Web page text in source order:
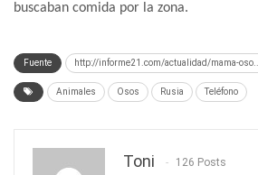
buscaban comida por la zona.
Fuente http://informe21.com/actualidad/mama-oso...
Animales Osos Rusia Teléfono
Toni 126 Posts